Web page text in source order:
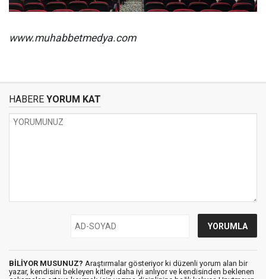
www.muhabbetmedya.com
HABERE YORUM KAT
BİLİYOR MUSUNUZ? Araştırmalar gösteriyor ki düzenli yorum alan bir
yazar, kendisini bekleyen kitleyi daha iyi anlıyor ve kendisinden beklenen